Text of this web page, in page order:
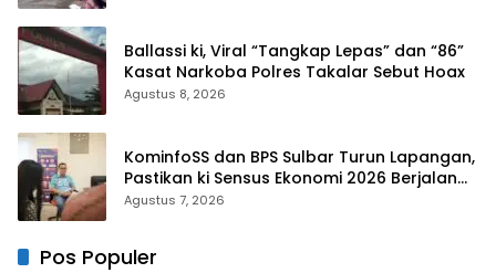
Ballassi ki, Viral “Tangkap Lepas” dan “86”
Kasat Narkoba Polres Takalar Sebut Hoax
Agustus 8, 2026
KominfoSS dan BPS Sulbar Turun Lapangan,
Pastikan ki Sensus Ekonomi 2026 Berjalan
Nyaman dan Akurat
Agustus 7, 2026
Pos Populer